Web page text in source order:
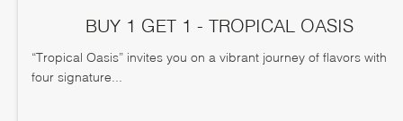
BUY 1 GET 1 - TROPICAL OASIS
“Tropical Oasis” invites you on a vibrant journey of flavors with
four signature...